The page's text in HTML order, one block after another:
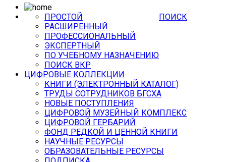
ПОИСК
ПРОСТОЙ
РАСШИРЕННЫЙ
ПРОФЕССИОНАЛЬНЫЙ
ЭКСПЕРТНЫЙ
ПО УЧЕБНОМУ НАЗНАЧЕНИЮ
ПОИСК ВКР
ЦИФРОВЫЕ КОЛЛЕКЦИИ
КНИГИ (ЭЛЕКТРОННЫЙ КАТАЛОГ)
ТРУДЫ СОТРУДНИКОВ БГСХА
НОВЫЕ ПОСТУПЛЕНИЯ
ЦИФРОВОЙ МУЗЕЙНЫЙ КОМПЛЕКС
ЦИФРОВОЙ ГЕРБАРИЙ
ФОНД РЕДКОЙ И ЦЕННОЙ КНИГИ
НАУЧНЫЕ РЕСУРСЫ
ОБРАЗОВАТЕЛЬНЫЕ РЕСУРСЫ